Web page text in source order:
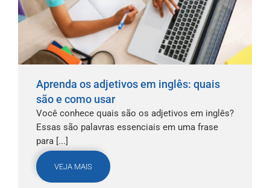
Aprenda os adjetivos em inglês: quais
são e como usar
Você conhece quais são os adjetivos em inglês?
Essas são palavras essenciais em uma frase
para [...]
VEJA MAIS